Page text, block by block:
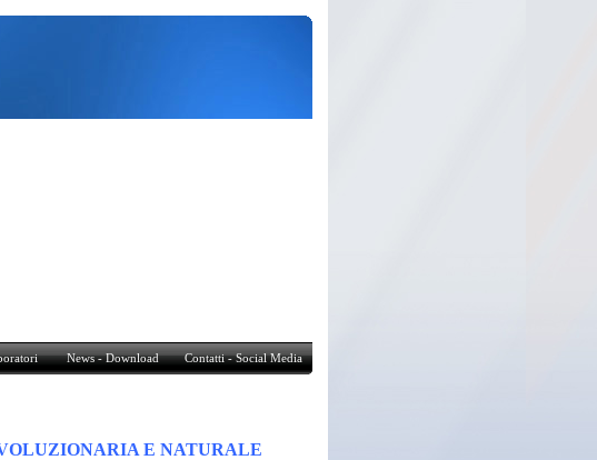
- Download Contatti - Social Media
E NATURALE
News - Download Contatti - Social Media